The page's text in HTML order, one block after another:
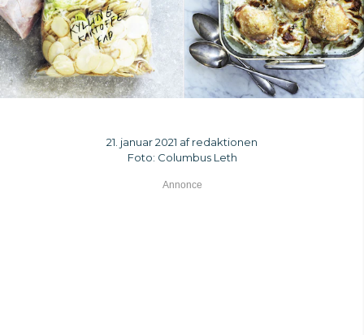
21. januar 2021 af redaktionen
Foto: Columbus Leth